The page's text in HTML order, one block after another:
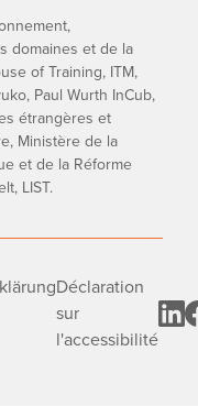
domaines et de la
of Training, ITM,
Paul Wurth InCub,
étrangères et
Ministère de la
et de la Réforme
LIST.
Déclaration
sur
l'accessibilité